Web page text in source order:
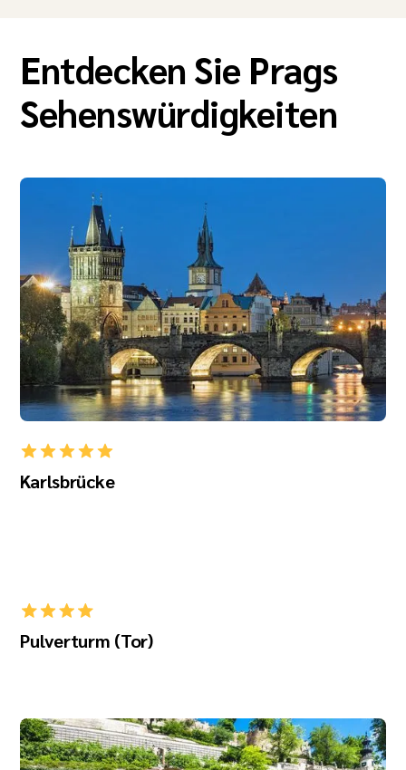
Entdecken Sie Prags
Sehenswürdigkeiten
Karlsbrücke
Pulverturm (Tor)